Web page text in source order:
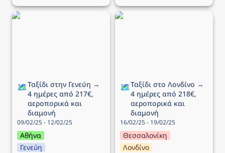
Ταξίδι στην Γενεύη → 4
🗺️Ταξίδι στην Γενεύη →
4 ημέρες από 217€,
αεροπορικά και
διαμονή
09/02/25 - 12/02/25
Αθήνα
Γενεύη
Ταξίδι στο Λονδίνο → 4
🗺️Ταξίδι στο Λονδίνο →
4 ημέρες από 218€,
αεροπορικά και
διαμονή
16/02/25 - 19/02/25
Θεσσαλονίκη
Λονδίνο